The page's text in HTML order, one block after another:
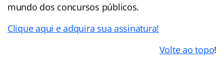
mundo dos concursos públicos.
Clique aqui e adquira sua assinatura!
Volte ao topo!